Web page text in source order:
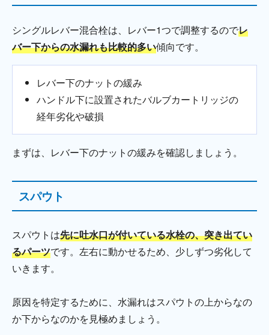
シングルレバー混合栓は、レバー1つで調整するのでレ
バー下からの水漏れも比較的多い傾向です。
レバー下のナットの緩み
ハンドル下に設置されたバルブカートリッジの
経年劣化や破損
まずは、レバー下のナットの緩みを確認しましょう。
スパウト
スパウトは先に吐水口が付いている水栓の、突き出てい
るパーツです。左右に動かせるため、少しずつ劣化して
いきます。
原因を特定するために、水漏れはスパウトの上からなの
か下からなのかを見極めましょう。